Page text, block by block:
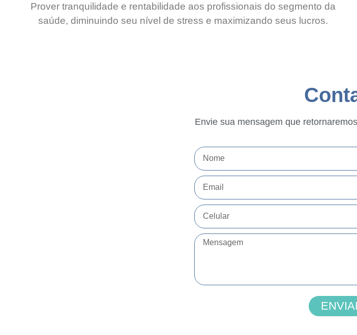
Prover tranquilidade e rentabilidade aos profissionais do segmento da
saúde, diminuindo seu nível de stress e maximizando seus lucros.
Envie sua mensagem que